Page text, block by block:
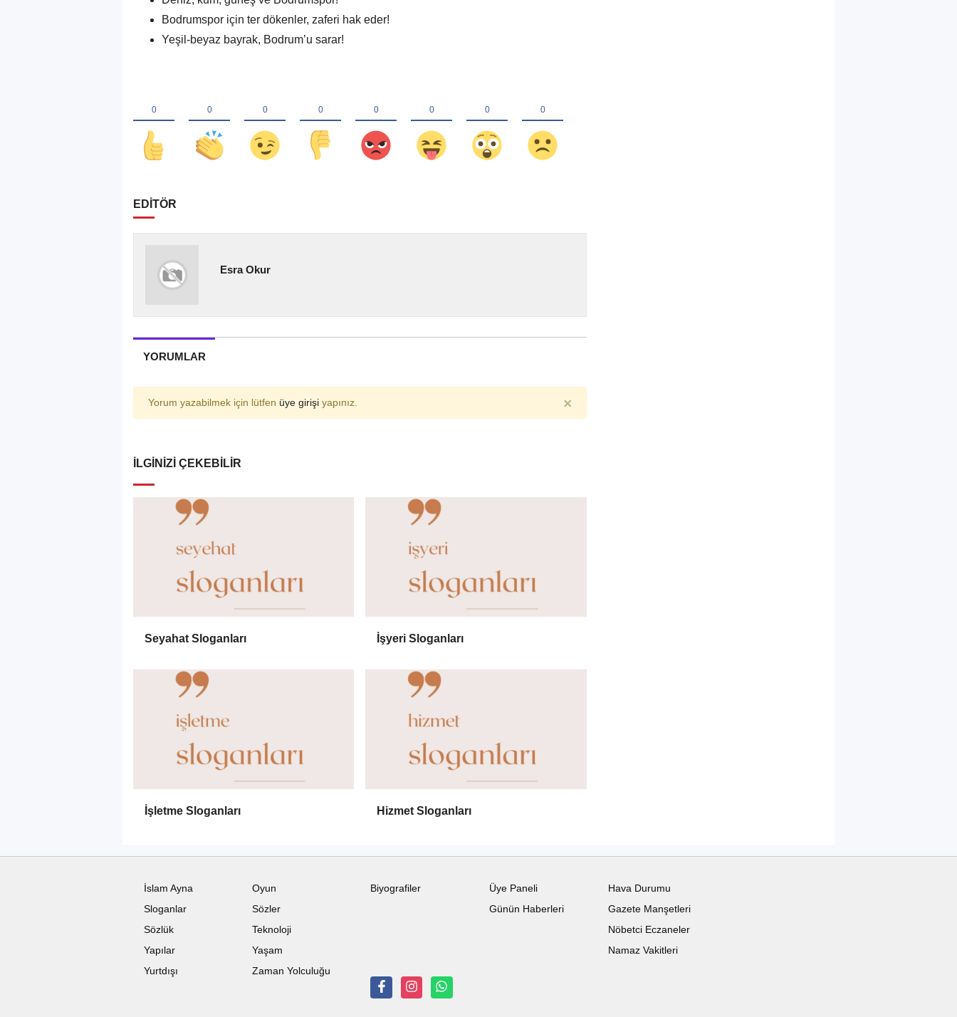
Bodrumspor için ter dökenler, zaferi hak eder!
Yeşil-beyaz bayrak, Bodrum’u sarar!
EDİTÖR
Esra Okur
YORUMLAR
Yorum yazabilmek için lütfen üye girişi yapınız. ×
İLGINIZI ÇEKEBILIR
Seyahat Sloganları İşyeri Sloganları
İşletme Sloganları Hizmet Sloganları
İslam Ayna
Oyun
Sloganlar
Sözler
Sözlük
Teknoloji
Yapılar
Yaşam
Yurtdışı
Zaman Yolculuğu
Biyografiler
Üye Paneli
Günün Haberleri
Hava Durumu
Gazete Manşetleri
Nöbetci Eczaneler
Namaz Vakitleri